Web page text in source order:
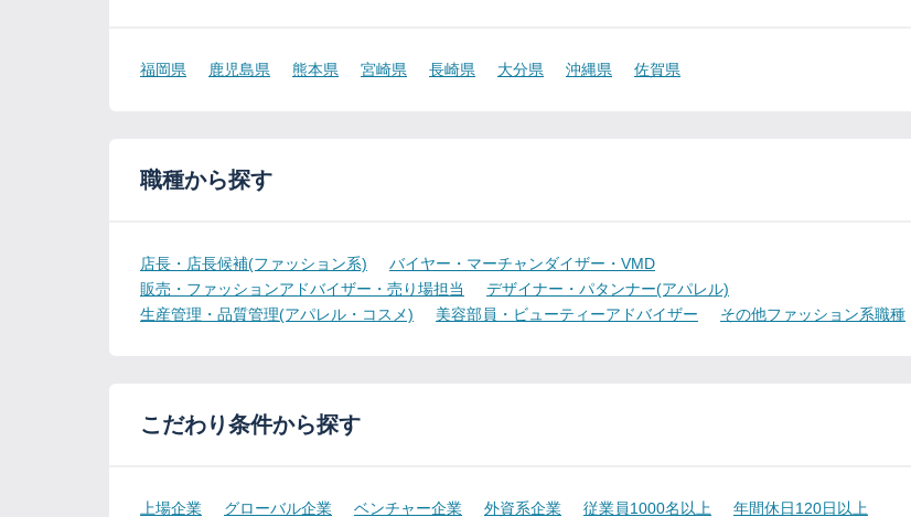
福岡県 鹿児島県 熊本県 宮崎県 長崎県 大分県 沖縄県 佐賀県
職種から探す
店長・店長候補(ファッション系)
バイヤー・マーチャンダイザー・VMD
販売・ファッションアドバイザー・売り場担当
デザイナー・パタンナー(アパレル)
生産管理・品質管理(アパレル・コスメ)
美容部員・ビューティーアドバイザー その他ファッション系職種
こだわり条件から探す
上場企業 グローバル企業 ベンチャー企業 外資系企業 従業員1000名以上
年間休日120日以上